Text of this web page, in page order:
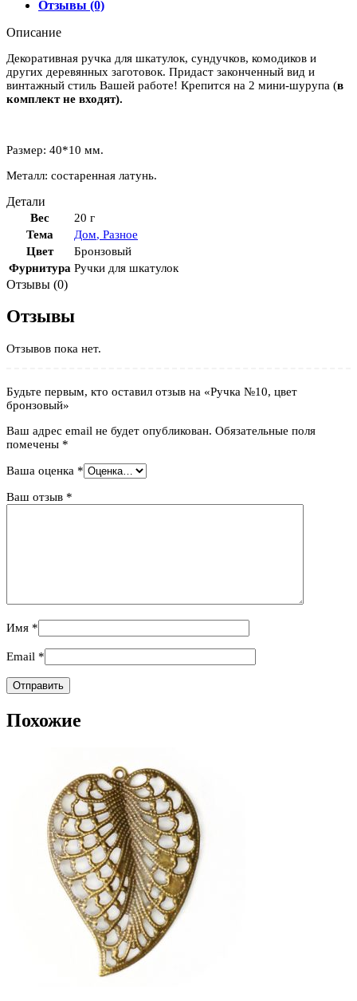
Отзывы (0)
Описание
Декоративная ручка для шкатулок, сундучков, комодиков и
других деревянных заготовок. Придаст законченный вид и
винтажный стиль Вашей работе! Крепится на 2 мини-шурупа (в
комплект не входят).
Размер: 40*10 мм.
Металл: состаренная латунь.
Детали
Вес
20 г
Тема
Дом, Разное
Цвет
Бронзовый
Фурнитура Ручки для шкатулок
Отзывы (0)
Отзывы
Отзывов пока нет.
Будьте первым, кто оставил отзыв на «Ручка №10, цвет
бронзовый»
Ваш адрес email не будет опубликован. Обязательные поля
помечены *
Ваша оценка *
Ваш отзыв *
Имя *
Email *
Похожие